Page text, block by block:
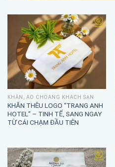
KHĂN, ÁO CHOÀNG KHÁCH SẠN
KHĂN THÊU LOGO “TRANG ANH
HOTEL” – TINH TẾ, SANG NGAY
TỪ CÁI CHẠM ĐẦU TIÊN